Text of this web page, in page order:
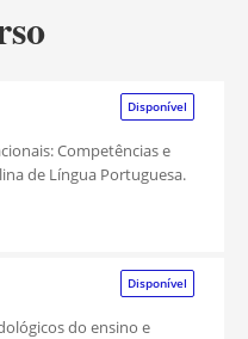
Disponível
Competências e
de Língua Portuguesa.
Disponível
do ensino e